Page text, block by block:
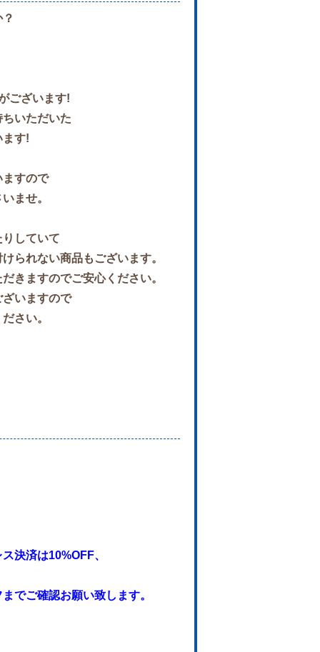
ございます!
いただいた
ます!
ますので
ませ。
していて
られない商品もございます。
きますのでご安心ください。
いますので
さい。
決済は10%OFF、
でご確認お願い致します。